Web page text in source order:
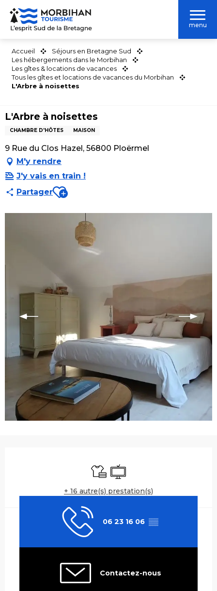
Aller
contenu
menu
Accueil
Séjours en Bretagne Sud
Les hébergements dans le Morbihan
Les gîtes & locations de vacances
Tous les gîtes et locations de vacances du Morbihan
L'Arbre à noisettes
L'Arbre à noisettes
CHAMBRE D'HÔTES MAISON
9 Rue du Clos Hazel, 56800 Ploërmel
M'y rendre
J'y vais en train !
PartagerAjouter aux favoris
Draps et linge
Télévision
+ 16 autre(s) prestation(s)
06 23 16 06 ▒▒
Contactez-nous